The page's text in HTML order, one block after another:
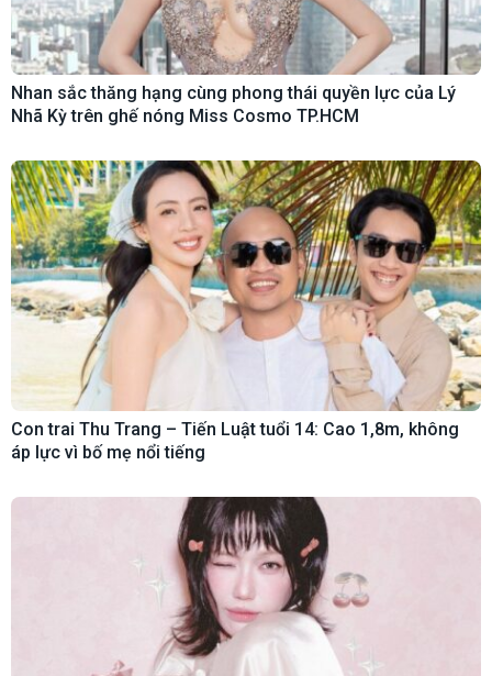
Nhan sắc thăng hạng cùng phong thái quyền lực của Lý
Nhã Kỳ trên ghế nóng Miss Cosmo TP.HCM
Con trai Thu Trang – Tiến Luật tuổi 14: Cao 1,8m, không
áp lực vì bố mẹ nổi tiếng